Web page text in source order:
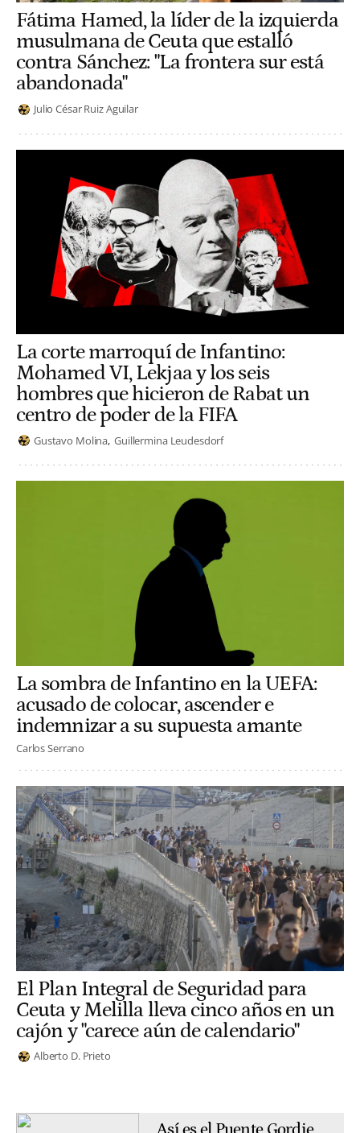
Fátima Hamed, la líder de la izquierda
musulmana de Ceuta que estalló
contra Sánchez: "La frontera sur está
abandonada"
Julio César Ruiz Aguilar
La corte marroquí de Infantino:
Mohamed VI, Lekjaa y los seis
hombres que hicieron de Rabat un
centro de poder de la FIFA
Gustavo Molina Guillermina Leudesdorf
La sombra de Infantino en la UEFA:
acusado de colocar, ascender e
indemnizar a su supuesta amante
Carlos Serrano
El Plan Integral de Seguridad para
Ceuta y Melilla lleva cinco años en un
cajón y "carece aún de calendario"
Alberto D. Prieto